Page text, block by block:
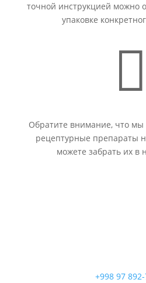
точной инструкцией можно
упаковке

Обратите внимание, что мы
рецептурные препараты
можете забрать их в
+998 97